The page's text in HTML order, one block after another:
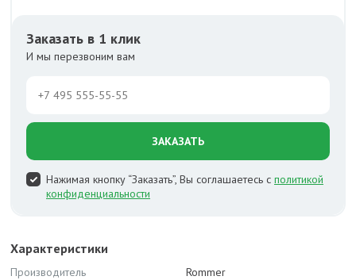
Заказать в 1 клик
И мы перезвоним вам
ЗАКАЗАТЬ
Нажимая кнопку “Заказать”, Вы соглашаетесь с политикой
конфиденциальности
Характеристики
Производитель
Rommer